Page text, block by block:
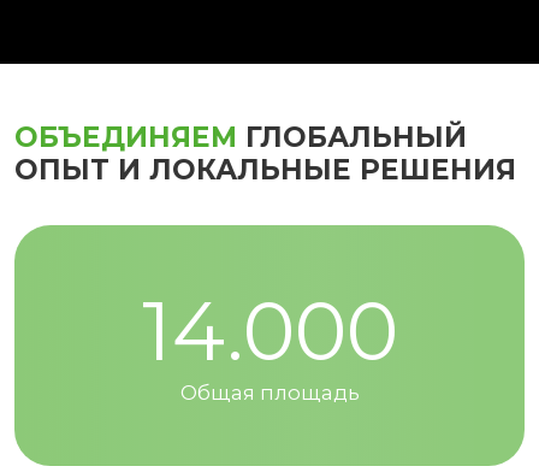
ОБЪЕДИНЯЕМ ГЛОБАЛЬНЫЙ
ОПЫТ И ЛОКАЛЬНЫЕ РЕШЕНИЯ
14.000
Общая площадь